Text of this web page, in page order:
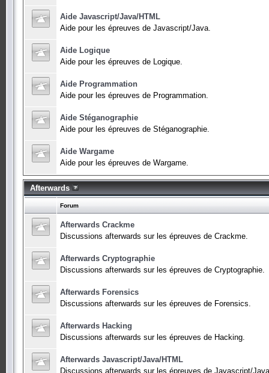
Aide Javascript/Java/HTML
Aide pour les épreuves de Javascript/Java.
Aide Logique
Aide pour les épreuves de Logique.
Aide Programmation
Aide pour les épreuves de Programmation.
Aide Stéganographie
Aide pour les épreuves de Stéganographie.
Aide Wargame
Aide pour les épreuves de Wargame.
Afterwards
Forum
Afterwards Crackme
Discussions afterwards sur les épreuves de Crackme.
Afterwards Cryptographie
Discussions afterwards sur les épreuves de Cryptographie.
Afterwards Forensics
Discussions afterwards sur les épreuves de Forensics.
Afterwards Hacking
Discussions afterwards sur les épreuves de Hacking.
Afterwards Javascript/Java/HTML
Discussions afterwards sur les épreuves de Javascript/